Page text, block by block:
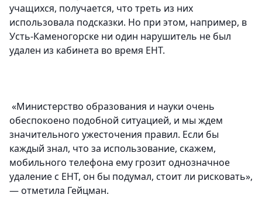
учащихся, получается, что треть из них
использовала подсказки. Но при этом, например, в
Усть-Каменогорске ни один нарушитель не был
удален из кабинета во время ЕНТ.
«Министерство образования и науки очень
обеспокоено подобной ситуацией, и мы ждем
значительного ужесточения правил. Если бы
каждый знал, что за использование, скажем,
мобильного телефона ему грозит однозначное
удаление с ЕНТ, он бы подумал, стоит ли рисковать»,
— отметила Гейцман.